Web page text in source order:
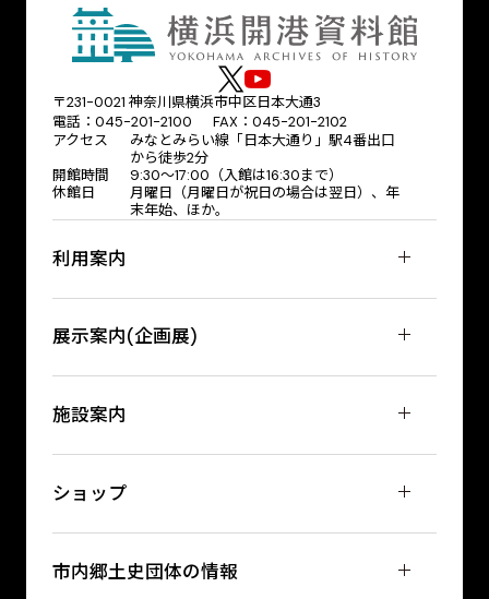
〒231-0021 神奈川県横浜市中区日本大通3
電話：045-201-2100 FAX：045-201-2102
アクセス
みなとみらい線「日本大通り」駅4番出口
から徒歩2分
開館時間
9:30〜17:00（入館は16:30まで）
休館日
月曜日（月曜日が祝日の場合は翌日）、年
末年始、ほか。
利用案内
展示案内(企画展)
施設案内
ショップ
市内郷土史団体の情報